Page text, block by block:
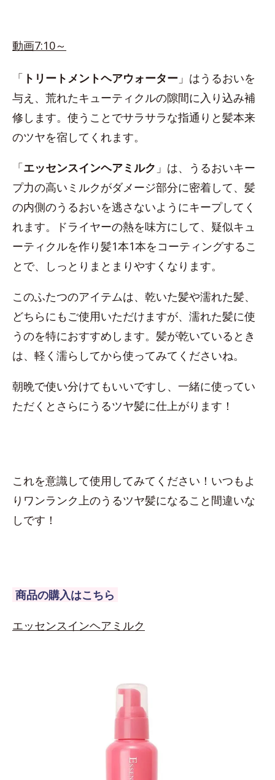
動画7:10～
「 トリートメントヘアウォーター 」はうるおいを
与え、荒れたキューティクルの隙間に入り込み補
修します。使うことでサラサラな指通りと髪本来
のツヤを宿してくれます。
「エッセンスインヘアミルク 」は、うるおいキー
プ力の高いミルクがダメージ部分に密着して、髪
の内側のうるおいを逃さないようにキープしてく
れます。ドライヤーの熱を味方にして、疑似キュ
ーティクルを作り髪1本1本をコーティングするこ
とで、しっとりまとまりやすくなります。
このふたつのアイテムは、乾いた髪や濡れた髪、
どちらにもご使用いただけますが、濡れた髪に使
うのを特におすすめします。髪が乾いているとき
は、軽く濡らしてから使ってみてくださいね。
朝晩で使い分けてもいいですし、一緒に使ってい
ただくとさらにうるツヤ髪に仕上がります！
これを意識して使用してみてください！いつもよ
りワンランク上のうるツヤ髪になること間違いな
しです！
商品の購入はこちら
エッセンスインヘアミルク